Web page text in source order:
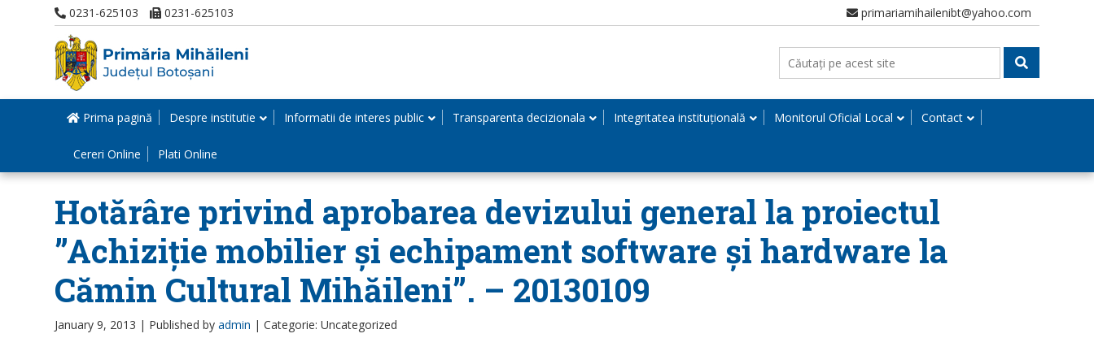
0231-625103 0231-625103 primariamihailenibt@yahoo.com
Prima pagină Despre institutie Informatii de interes public Transparenta decizionala Integritatea instituțională Monitorul Oficial Local Contact
Cereri Online Plati Online
Hotărâre privind aprobarea devizului general la proiectul
”Achiziție mobilier și echipament software și hardware la
Cămin Cultural Mihăileni”. – 20130109
January 9, 2013 | Published by admin | Categorie: Uncategorized